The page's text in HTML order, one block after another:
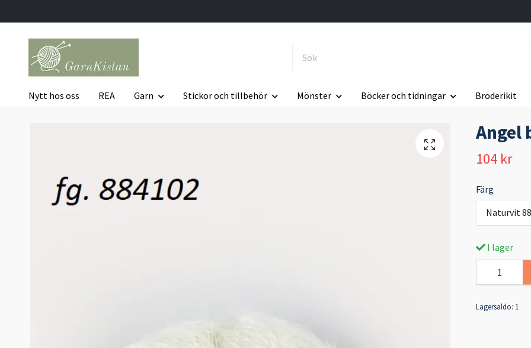
Nytt hos oss REA Garn Stickor och tillbehör Mönster Böcker och tidningar Broderikit
Angel
104 kr
Färg
Naturvit
I lager
Lagersaldo: 1